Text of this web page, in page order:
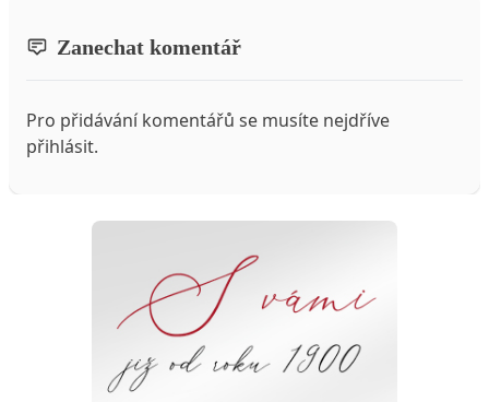
Zanechat komentář
Pro přidávání komentářů se musíte nejdříve
přihlásit.